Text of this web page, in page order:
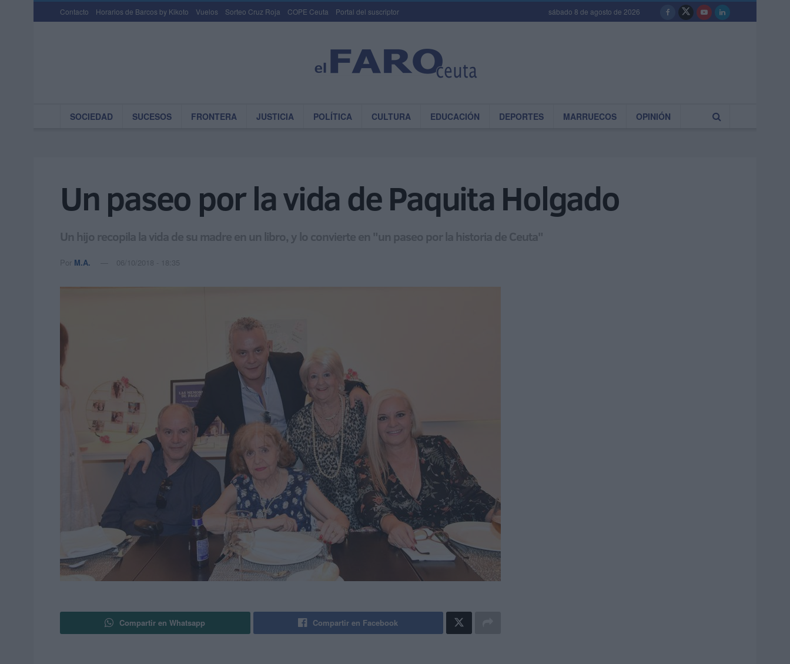
Contacto Horarios de Barcos by Kikoto Vuelos Sorteo Cruz Roja COPE Ceuta Portal del suscriptor sábado 8 de agosto de 2026
SOCIEDAD SUCESOS FRONTERA JUSTICIA POLÍTICA CULTURA EDUCACIÓN DEPORTES MARRUECOS OPINIÓN
Un paseo por la vida de Paquita Holgado
Un hijo recopila la vida de su madre en un libro, y lo convierte en "un paseo por la historia de Ceuta"
Por M.A. 06/10/2018 - 18:35
Compartir en Whatsapp Compartir en Facebook